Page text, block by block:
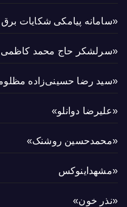
«سامانه پیامکی شکایات برق
«سرلشکر حاج محمد کاظمی
«سید رضا حسینی‌زاده
«علیرضا دوانلو»
«محمدحسین روشنک»
«مشهداینوکس
«نذر خون»